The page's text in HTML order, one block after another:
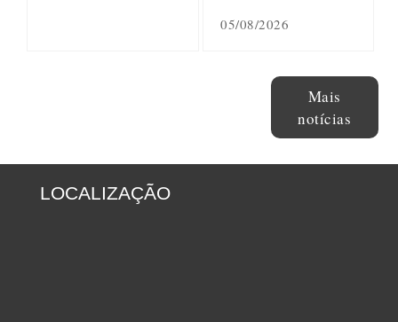
05/08/2026
Mais
notícias
LOCALIZAÇÃO